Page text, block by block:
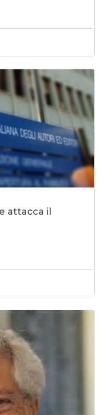
attacca il